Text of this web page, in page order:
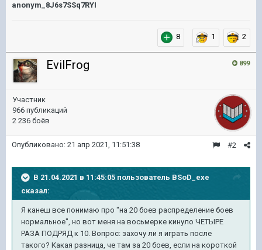
anonym_8J6s7SSq7RYI
8 1 2
899
EvilFrog
Участник
966 публикаций
2 236 боёв
#2
Опубликовано: 21 апр 2021, 11:51:38
В 21.04.2021 в 11:45:05 пользователь BSoD_exe
сказал:
Я канеш все понимаю про "на 20 боев распределение боев
нормальное", но вот меня на восьмерке кинуло ЧЕТЫРЕ
РАЗА ПОДРЯД к 10. Вопрос: захочу ли я играть после
такого? Какая разница, че там за 20 боев, если на короткой